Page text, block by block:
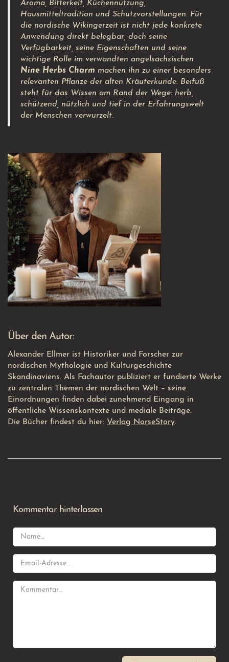
Aroma, Bitterkeit, Küchennutzung,
Hausmitteltradition und Schutzvorstellungen. Für
die nordische Wikingerzeit ist nicht jede konkrete
Anwendung direkt belegbar, doch seine
Verfügbarkeit, seine Eigenschaften und seine
wichtige Rolle im verwandten angelsächsischen
Nine Herbs Charm machen ihn zu einer besonders
relevanten Pflanze der alten Kräuterkunde. Beifuß
steht für das Wissen am Rand der Wege: herb,
schützend, nützlich und tief in der Erfahrungswelt
der Menschen verwurzelt.
Über den Autor:
Alexander Ellmer ist Historiker und Forscher zur
nordischen Mythologie und Kulturgeschichte
Skandinaviens. Als Fachautor publiziert er fundierte Werke
zu zentralen Themen der nordischen Welt – seine
Einordnungen finden dabei zunehmend Eingang in
öffentliche Wissenskontexte und mediale Beiträge.
Die Bücher findest du hier: Verlag NorseStory.
Kommentar hinterlassen